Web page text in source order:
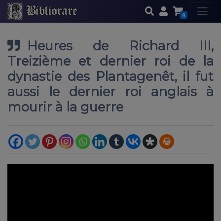
0
Heures de Richard III,
Treizième et dernier roi de la
dynastie des Plantagenêt, il fut
aussi le dernier roi anglais à
mourir à la guerre